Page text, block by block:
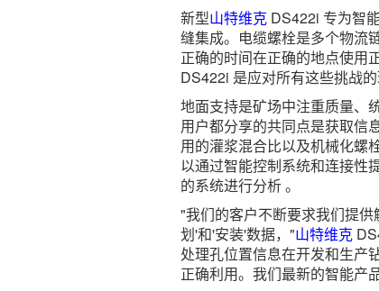
新型山特维克DS422i 专为智
缝集成。电缆螺栓是多个物流
正确的时间在正确的地点使用
DS422i 是应对所有这些挑战的
地面支持是矿场中注重质量、
用户都分享的共同点是获取信
用的灌浆混合比以及机械化螺
以通过智能控制系统和连接性
的系统进行分析 。
"我们的客户不断要求我们提
划'和'安装'数据，"山特维克
处理孔位置信息在开发和生产
正确利用。我们最新的智能产